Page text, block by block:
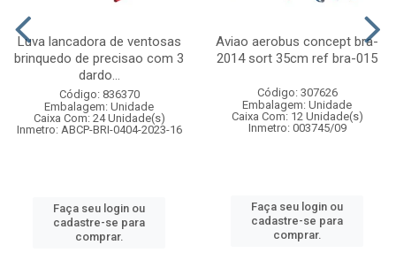
Luva lancadora de ventosas
brinquedo de precisao com 3
dardo...
Código: 836370
Embalagem: Unidade
Caixa Com: 24 Unidade(s)
Inmetro: ABCP-BRI-0404-2023-16
Faça seu login ou
cadastre-se para
comprar.
Aviao aerobus concept bra-
2014 sort 35cm ref bra-015
Código: 307626
Embalagem: Unidade
Caixa Com: 12 Unidade(s)
Inmetro: 003745/09
Faça seu login ou
cadastre-se para
comprar.